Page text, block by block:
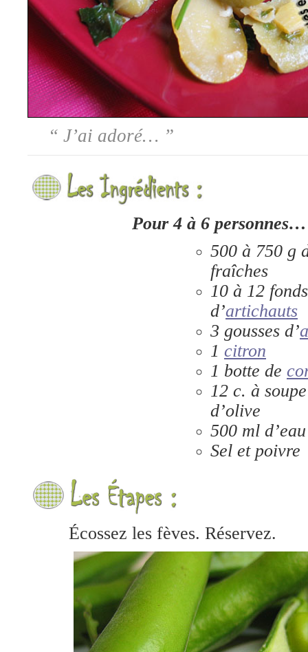
“ J’ai adoré… ”
Pour 4 à 6 personnes…
500 à 750 g
fraîches
10 à 12
d’artichauts
3 gousses d’
1 citron
1 botte de
12 c. à
d’olive
500 ml d’eau
Sel et poivre
Écossez les fèves. Réservez.